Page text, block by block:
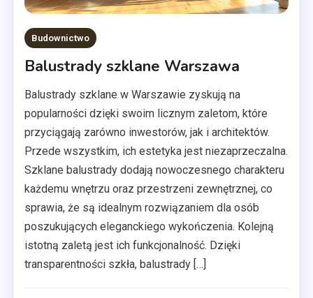
Budownictwo
Balustrady szklane Warszawa
Balustrady szklane w Warszawie zyskują na
popularności dzięki swoim licznym zaletom, które
przyciągają zarówno inwestorów, jak i architektów.
Przede wszystkim, ich estetyka jest niezaprzeczalna.
Szklane balustrady dodają nowoczesnego charakteru
każdemu wnętrzu oraz przestrzeni zewnętrznej, co
sprawia, że są idealnym rozwiązaniem dla osób
poszukujących eleganckiego wykończenia. Kolejną
istotną zaletą jest ich funkcjonalność. Dzięki
transparentności szkła, balustrady […]